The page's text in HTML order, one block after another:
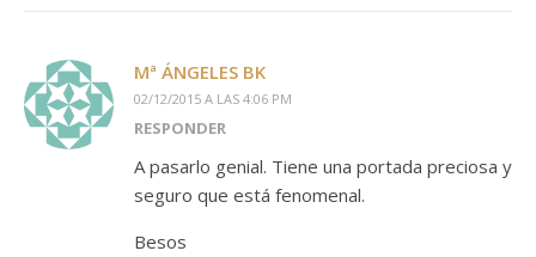
Mª ÁNGELES BK
02/12/2015 A LAS 4:06 PM
RESPONDER
A pasarlo genial. Tiene una portada preciosa y
seguro que está fenomenal.
Besos